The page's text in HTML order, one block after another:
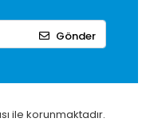
Gönder
ile korunmaktadır.